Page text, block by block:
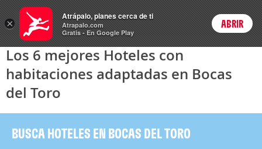
Hoteles Login
Los 6 mejores Hoteles con
habitaciones adaptadas en Bocas
del Toro
BUSCA HOTELES EN BOCAS DEL TORO
×
Atrápalo, planes cerca de ti
Atrapalo.com
Gratis - En Google Play
ABRIR